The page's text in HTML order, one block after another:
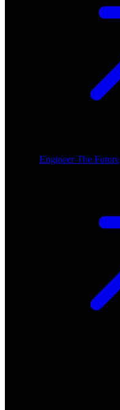
Engineer The Future